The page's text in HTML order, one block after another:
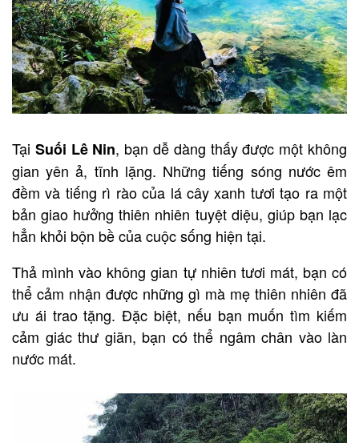
Tại Suối Lê Nin, bạn dễ dàng thấy được một không
gian yên ả, tĩnh lặng. Những tiếng sóng nước êm
đềm và tiếng rì rào của lá cây xanh tươi tạo ra một
bản giao hưởng thiên nhiên tuyệt diệu, giúp bạn lạc
hẳn khỏi bộn bề của cuộc sống hiện tại.
Thả mình vào không gian tự nhiên tươi mát, bạn có
thể cảm nhận được những gì mà mẹ thiên nhiên đã
ưu ái trao tặng. Đặc biệt, nếu bạn muốn tìm kiếm
cảm giác thư giãn, bạn có thể ngâm chân vào làn
nước mát.